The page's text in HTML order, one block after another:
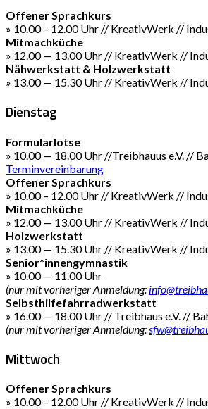
Offener Sprachkurs
» 10.00 – 12.00 Uhr // KreativWerk //
Mitmachküche
» 12.00 — 13.00 Uhr // KreativWerk //
Nähwerkstatt & Holzwerkstatt
» 13.00 — 15.30 Uhr // KreativWerk //
Dienstag
Formularlotse
» 10.00 — 18.00 Uhr //Treibhauus e.V. //
Terminvereinbarung
Offener Sprachkurs
» 10.00 – 12.00 Uhr // KreativWerk //
Mitmachküche
» 12.00 — 13.00 Uhr // KreativWerk //
Holzwerkstatt
» 13.00 — 15.30 Uhr // KreativWerk //
Senior*innengymnastik
» 10.00 — 11.00 Uhr
(nur mit vorheriger Anmeldung:
Selbsthilfefahrradwerkstatt
» 16.00 — 18.00 Uhr // Treibhaus e.V. //
(nur mit vorheriger Anmeldung:
Mittwoch
Offener Sprachkurs
» 10.00 – 12.00 Uhr // KreativWerk //